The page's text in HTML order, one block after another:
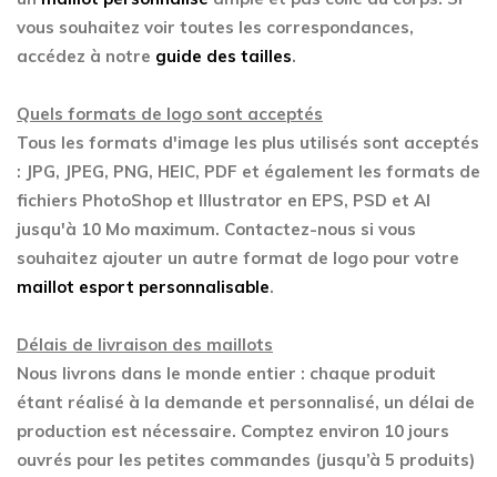
vous souhaitez voir toutes les correspondances,
accédez à notre guide des tailles.
Quels formats de logo sont acceptés
Tous les formats d'image les plus utilisés sont acceptés
: JPG, JPEG, PNG, HEIC, PDF et également les formats de
fichiers PhotoShop et Illustrator en EPS, PSD et AI
jusqu'à 10 Mo maximum. Contactez-nous si vous
souhaitez ajouter un autre format de logo pour votre
maillot esport personnalisable.
Délais de livraison des maillots
Nous livrons dans le monde entier : chaque produit
étant réalisé à la demande et personnalisé, un délai de
production est nécessaire. Comptez environ 10 jours
ouvrés pour les petites commandes (jusqu’à 5 produits)